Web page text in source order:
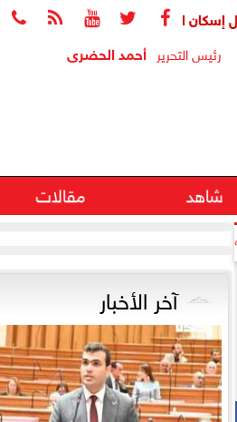




الوحدات المغلقة ثروة قومية
رئيس التحرير أحمد الحضرى
شاهد مقالات
آخر الأخبار